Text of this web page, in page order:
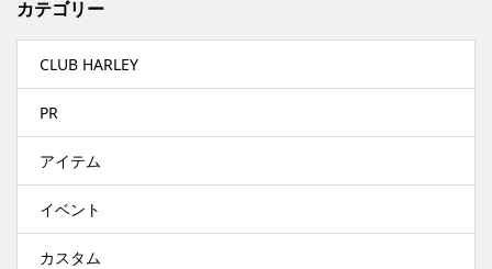
カテゴリー
CLUB HARLEY
PR
アイテム
イベント
カスタム